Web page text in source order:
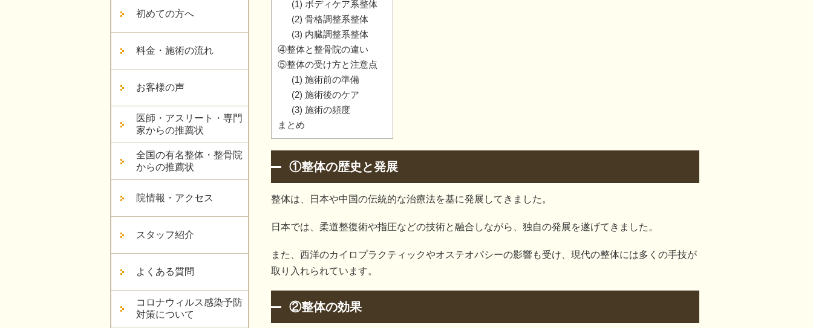
初めての方へ
料金・施術の流れ
お客様の声
医師・アスリート・専門
家からの推薦状
全国の有名整体・整骨院
からの推薦状
院情報・アクセス
スタッフ紹介
よくある質問
コロナウィルス感染予防
対策について
(1) ボディケア系整体
(2) 骨格調整系整体
(3) 内臓調整系整体
④整体と整骨院の違い
⑤整体の受け方と注意点
(1) 施術前の準備
(2) 施術後のケア
(3) 施術の頻度
まとめ
①整体の歴史と発展
整体は、日本や中国の伝統的な治療法を基に発展してきました。
日本では、柔道整復術や指圧などの技術と融合しながら、独自の発展を遂げてきました。
また、西洋のカイロプラクティックやオステオパシーの影響も受け、現代の整体には多くの手技が
取り入れられています。
②整体の効果